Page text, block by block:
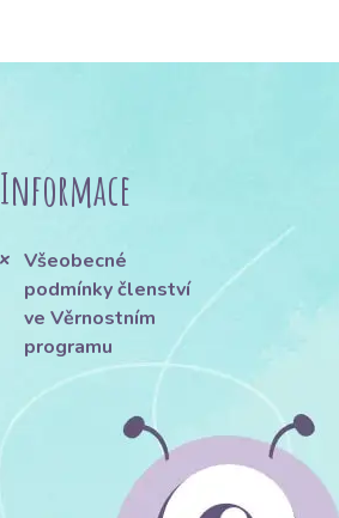
Informace
Všeobecné
podmínky členství
ve Věrnostním
programu